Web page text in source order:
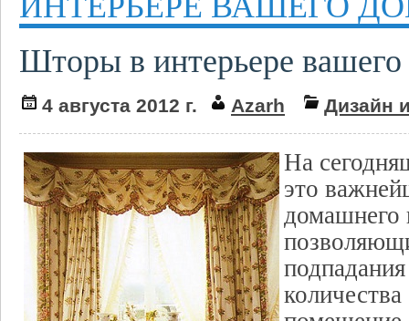
Шторы в интерьере
4 августа 2012 г. Azarh Дизайн
На
это
домашнего